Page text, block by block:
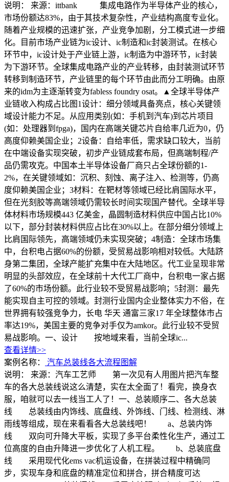
说明：
来源：ittbank 集成电路作为半导体产业的核心，
市场份额达83%，由于其技术复杂性，产业结构高度专业化。
随着产业规模的迅速扩张，产业竞争加剧，分工模式进一步细
化。目前市场产业链为ic设计、ic制造和ic封装测试。在核心
环节中，ic设计处于产业链上游，ic制造为中游环节，ic封装
为下游环节。全球集成电路产业的产业转移，由封装测试环节
转移到制造环节，产业链里的每个环节由此而分工明确。由原
来的idm为主逐渐转变为fabless foundry osat。▲全球半导体产
业链收入构成占比图1设计：细分领域具备亮点，核心关键领
域设计能力不足。从应用类别(如：手机到汽车)到芯片项目
(如：处理器到fpga)，国内在高端关键芯片自给率几近为0，仍
高度仰赖美国企业；2设备：自给率低，需求缺口较大，当前
在中端设备实现突破，初步产业链成套布局，但高端制程/产
品仍需攻克。中国本土半导体设备厂商只占全球份额的1-
2%，在关键领域如：沉积、刻蚀、离子注入、检测等，仍高
度仰赖美国企业；3材料：在靶材等领域已经比肩国际水平，
但在光刻胶等高端领域仍需较长时间实现国产替代。全球半导
体材料市场规模443 亿美金，晶圆制造材料供应中国占比10%
以下，部分封装材料供应占比在30%以上。在部分细分领域上
比肩国际领先，高端领域仍未实现突破；4制造：全球市场集
中，台积电占据60%的份额，受贸易战影响相对较低。大陆跻
身第二集团，全球产能扩充集中在大陆地区。代工业呈现非常
明显的头部效应，在全球前十大代工厂商中，台积电一家占据
了60%的市场份额。此行业较不受贸易战影响；5封测：最先
能实现自主可控的领域。封测行业国内企业整体实力不俗，在
世界拥有较强竞争力，长电 华天 通富三家17 年全球整体市占
率达19%，美国主要的竞争对手仅为amkor。此行业较不受贸
易战影响。一、设计 按地域来看，当前全球ic...
查看详情>>
案例名称：
汽车总装线各大流程图解
说明：
来源：汽车工艺师 第一次见有人用图片把汽车整
车的各大总装线说这么清楚，实在太全面了！看完，换身衣
服，咱就可以去一线当工人了！一、总装顺序二、各大总装
线 总装线由内饰线、底盘线、外饰线、门线、检测线、淋
雨线等组成，现在来看看各大总装线吧！ a、总装内饰
线 双向可升降大平板，实现了多平台柔性化生产，通过工
位高度的自由升降进一步优化了人机工程。 b、总装底盘
线 采用现代化ems vac机运设备，在拼装过程中精确同
步，实现车身和底盘的精准定位和拼合，拼合精度可达